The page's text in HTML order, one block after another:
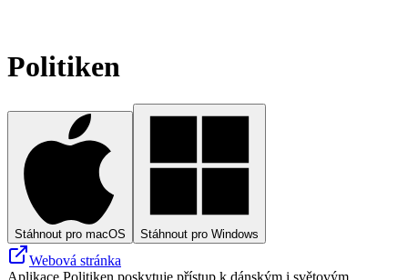
Politiken
Stáhnout pro macOS Stáhnout pro Windows
Webová stránka
Aplikace Politiken poskytuje přístup k dánským i světovým